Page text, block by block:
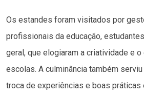
Os estandes foram visitados por
profissionais da educação,
geral, que elogiaram a criatividade e o
escolas. A culminância também
troca de experiências e boas práticas